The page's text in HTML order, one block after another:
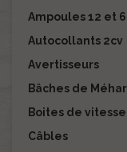
Ampoules 12 et
Autocollants 2cv
Avertisseurs
Bâches de
Boites de vitesse
Câbles